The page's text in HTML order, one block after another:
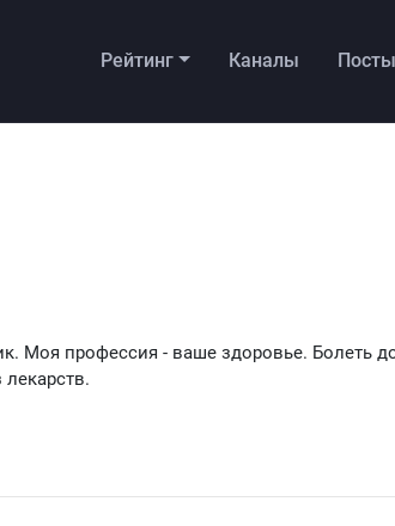
Рейтинг Каналы Посты
Моя профессия - ваше здоровье. Болеть